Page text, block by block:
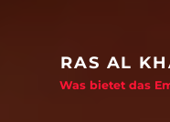
RAS AL
Was bietet das